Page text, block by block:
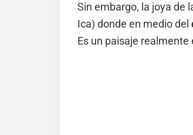
Sin embargo, la joya de
Ica) donde en medio del
Es un paisaje